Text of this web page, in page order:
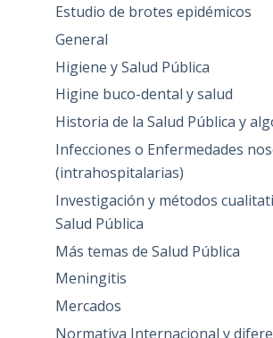
Estudio de brotes epidémicos
General
Higiene y Salud Pública
Higine buco-dental y salud
Historia de la Salud Pública y
Infecciones o Enfermedades
(intrahospitalarias)
Investigación y métodos
Salud Pública
Más temas de Salud Pública
Meningitis
Mercados
Normativa Internacional y